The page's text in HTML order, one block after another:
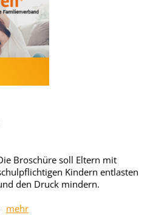
Broschüre soll Eltern mit
Kindern entlasten
den Druck mindern.
mehr